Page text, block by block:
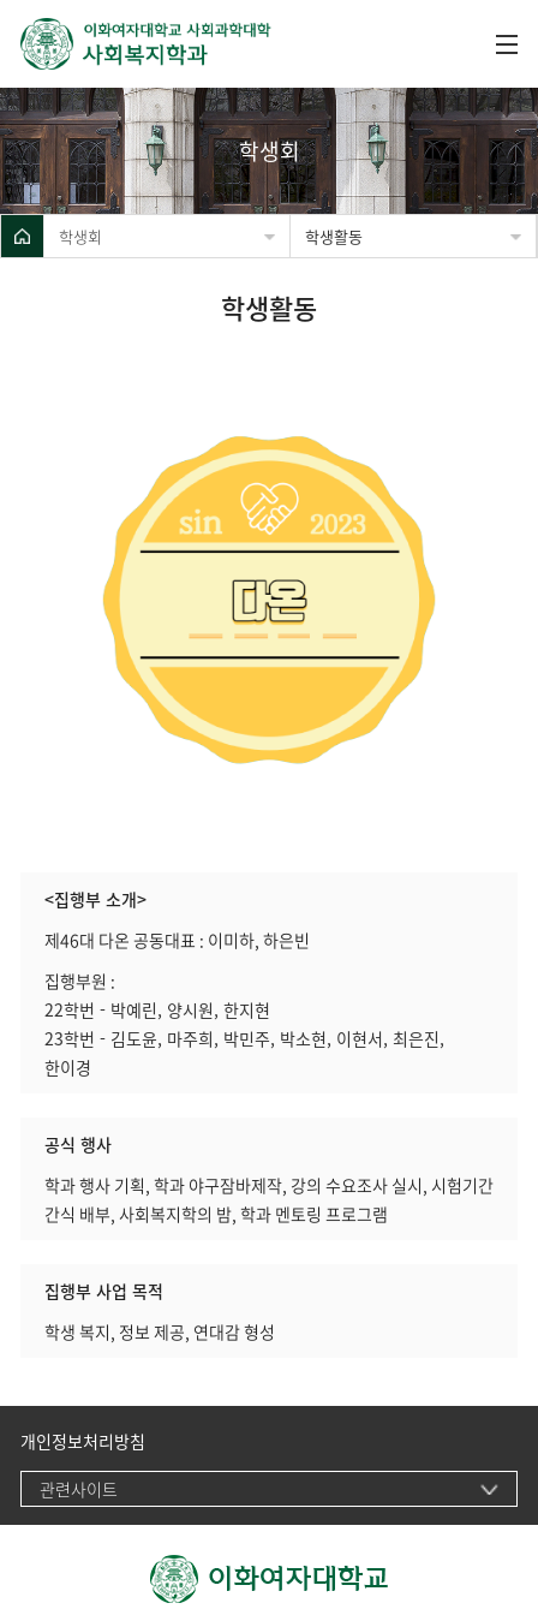
학생회
학생회 학생활동
학생활동
<집행부 소개>
제46대 다온 공동대표 : 이미하, 하은빈
집행부원 :
22학번 - 박예린, 양시원, 한지현
23학번 - 김도윤, 마주희, 박민주, 박소현, 이현서, 최은진,
한이경
공식 행사
학과 행사 기획, 학과 야구잠바제작, 강의 수요조사 실시, 시험기간
간식 배부, 사회복지학의 밤, 학과 멘토링 프로그램
집행부 사업 목적
학생 복지, 정보 제공, 연대감 형성
개인정보처리방침
관련사이트